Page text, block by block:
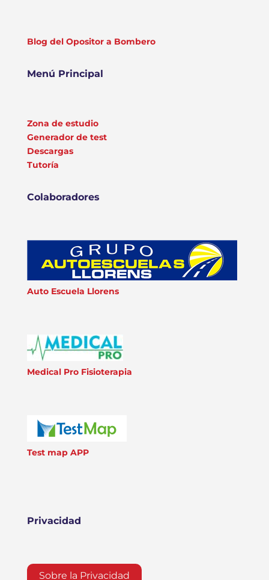
Blog del Opositor a Bombero
Menú Principal
Zona de estudio
Generador de test
Descargas
Tutoría
Colaboradores
Auto Escuela Llorens
Medical Pro Fisioterapia
Test map APP
Privacidad
Sobre la Privacidad